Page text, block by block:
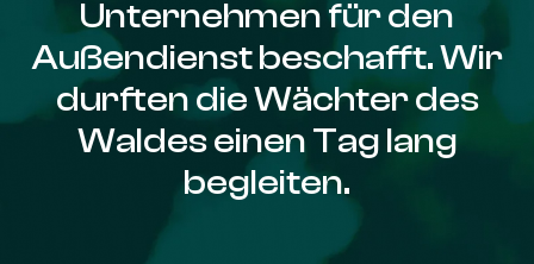
Unternehmen für den
Außendienst beschafft. Wir
durften die Wächter des
Waldes einen Tag lang
begleiten.